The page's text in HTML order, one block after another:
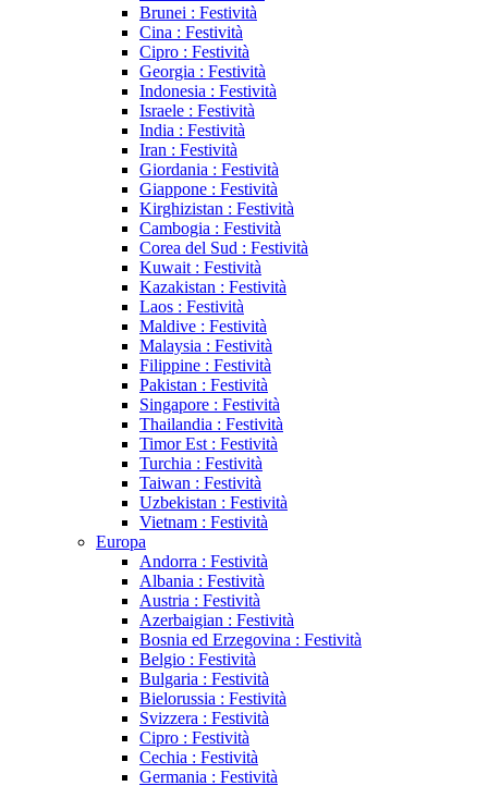
Brunei : Festività
Cina : Festività
Cipro : Festività
Georgia : Festività
Indonesia : Festività
Israele : Festività
India : Festività
Iran : Festività
Giordania : Festività
Giappone : Festività
Kirghizistan : Festività
Cambogia : Festività
Corea del Sud : Festività
Kuwait : Festività
Kazakistan : Festività
Laos : Festività
Maldive : Festività
Malaysia : Festività
Filippine : Festività
Pakistan : Festività
Singapore : Festività
Thailandia : Festività
Timor Est : Festività
Turchia : Festività
Taiwan : Festività
Uzbekistan : Festività
Vietnam : Festività
Europa
Andorra : Festività
Albania : Festività
Austria : Festività
Azerbaigian : Festività
Bosnia ed Erzegovina : Festività
Belgio : Festività
Bulgaria : Festività
Bielorussia : Festività
Svizzera : Festività
Cipro : Festività
Cechia : Festività
Germania : Festività